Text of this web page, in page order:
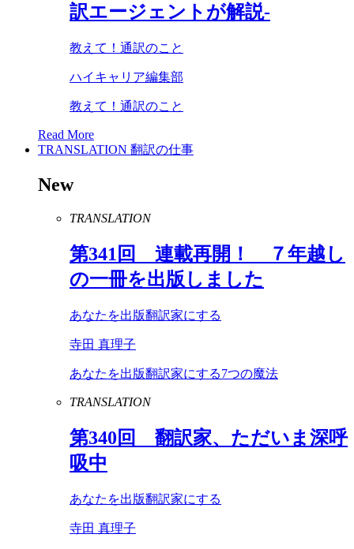
訳エージェントが解説-
教えて！通訳のこと
ハイキャリア編集部
教えて！通訳のこと
Read More
TRANSLATION 翻訳の仕事
New
TRANSLATION
第341 回 連載再開！ ７年越し
の一冊を出版しました
あなたを出版翻訳家にする
寺田 真理子
あなたを出版翻訳家にする7つの魔法
TRANSLATION
第340回 翻訳家、ただいま深呼
吸中
あなたを出版翻訳家にする
寺田 真理子